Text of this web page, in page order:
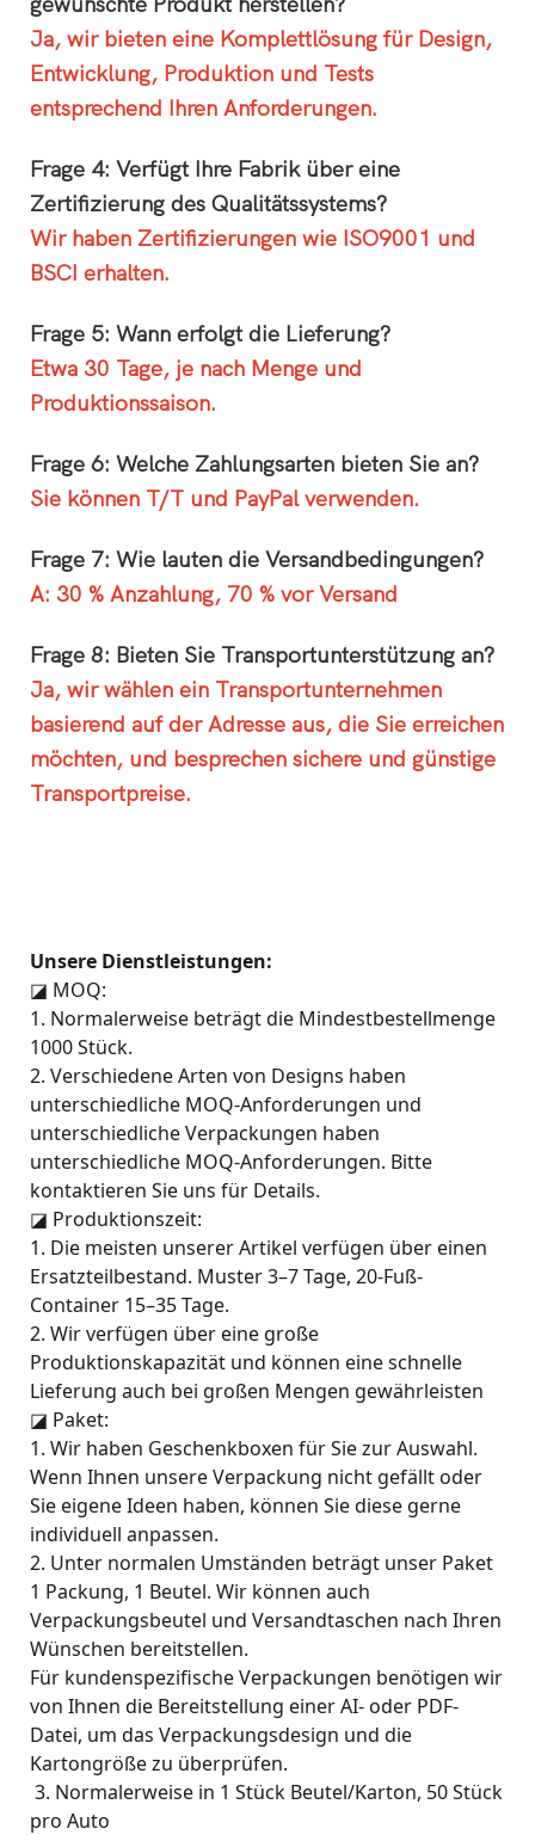
Ja, wir bieten eine Komplettlösung für Design,
Entwicklung, Produktion und Tests
entsprechend Ihren Anforderungen.
Frage 4: Verfügt Ihre Fabrik über eine
Zertifizierung des Qualitätssystems?
Wir haben Zertifizierungen wie ISO9001 und
BSCI erhalten.
Frage 5: Wann erfolgt die Lieferung?
Etwa 30 Tage, je nach Menge und
Produktionssaison.
Frage 6: Welche Zahlungsarten bieten Sie an?
Sie können T/T und PayPal verwenden.
Frage 7: Wie lauten die Versandbedingungen?
A: 30 % Anzahlung, 70 % vor Versand
Frage 8: Bieten Sie Transportunterstützung an?
Ja, wir wählen ein Transportunternehmen
basierend auf der Adresse aus, die Sie erreichen
möchten, und besprechen sichere und günstige
Transportpreise.
Unsere Dienstleistungen:
◪ MOQ:
1. Normalerweise beträgt die Mindestbestellmenge
1000 Stück.
2. Verschiedene Arten von Designs haben
unterschiedliche MOQ-Anforderungen und
unterschiedliche Verpackungen haben
unterschiedliche MOQ-Anforderungen. Bitte
kontaktieren Sie uns für Details.
◪ Produktionszeit:
1. Die meisten unserer Artikel verfügen über einen
Ersatzteilbestand. Muster 3–7 Tage, 20-Fuß-
Container 15–35 Tage.
2. Wir verfügen über eine große
Produktionskapazität und können eine schnelle
Lieferung auch bei großen Mengen gewährleisten
◪ Paket:
1. Wir haben Geschenkboxen für Sie zur Auswahl.
Wenn Ihnen unsere Verpackung nicht gefällt oder
Sie eigene Ideen haben, können Sie diese gerne
individuell anpassen.
2. Unter normalen Umständen beträgt unser Paket
1 Packung, 1 Beutel. Wir können auch
Verpackungsbeutel und Versandtaschen nach Ihren
Wünschen bereitstellen.
Für kundenspezifische Verpackungen benötigen wir
von Ihnen die Bereitstellung einer AI- oder PDF-
Datei, um das Verpackungsdesign und die
Kartongröße zu überprüfen.
3. Normalerweise in 1 Stück Beutel/Karton, 50 Stück
pro Auto